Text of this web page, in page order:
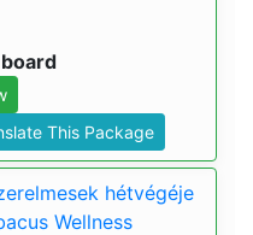
This Package
hétvégéje
Wellness